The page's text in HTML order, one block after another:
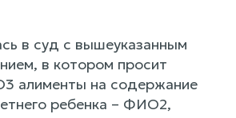
в суд с вышеуказанным
в котором просит
алименты на содержание
ребенка – ФИО2,